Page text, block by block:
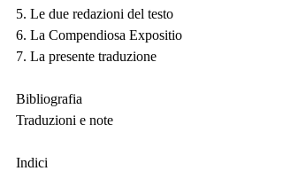
5. Le due redazioni del testo
6. La Compendiosa Expositio
7. La presente traduzione
Bibliografia
Traduzioni e note
Indici